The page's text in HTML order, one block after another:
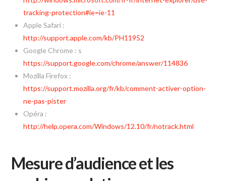
tracking-protection#ie=ie-11
Apple Safari :
http://support.apple.com/kb/PH11952
Google Chrome : s
https://support.google.com/chrome/answer/114836
Mozilla Firefox :
https://support.mozilla.org/fr/kb/comment-activer-option-
ne-pas-pister
Opéra :
http://help.opera.com/Windows/12.10/fr/notrack.html
Mesure d’audience et les